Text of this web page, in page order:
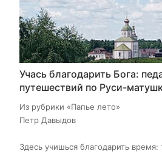
Учась благодарить Бога:
путешествий по Руси-
Из рубрики «Папье лето»
Петр Давыдов
Здесь учишься благодарить